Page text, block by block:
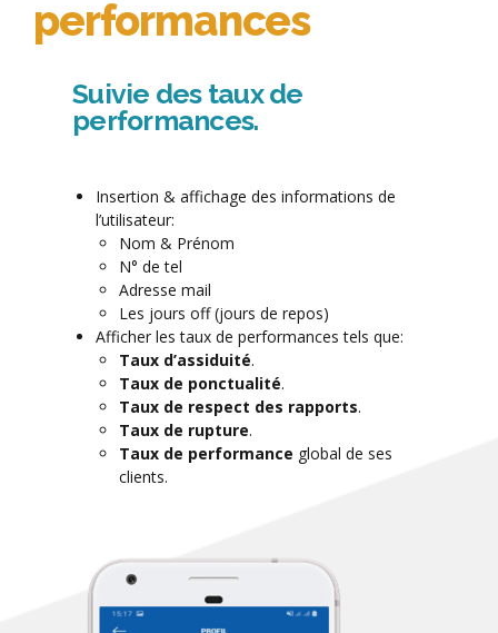
performances
Suivie des taux de
performances.
Insertion & affichage des informations de
l’utilisateur:
Nom & Prénom
N° de tel
Adresse mail
Les jours off (jours de repos)
Afficher les taux de performances tels que:
Taux d’assiduité.
Taux de ponctualité.
Taux de respect des rapports.
Taux de rupture.
Taux de performance global de ses
clients.